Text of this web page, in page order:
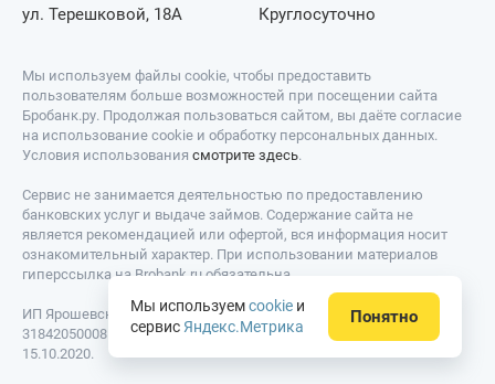
ул. Терешковой, 18А Круглосуточно
Мы используем файлы cookie, чтобы предоставить
пользователям больше возможностей при посещении сайта
Бробанк.ру. Продолжая пользоваться сайтом, вы даёте согласие
на использование cookie и обработку персональных данных.
Условия использования смотрите здесь.
Сервис не занимается деятельностью по предоставлению
банковских услуг и выдаче займов. Содержание сайта не
является рекомендацией или офертой, вся информация носит
ознакомительный характер. При использовании материалов
гиперссылка на Brobank.ru обязательна.
ИП Ярошевский Д.И. ИНН: 423082922740. ОГРНИП:
318420500081301. Свидетельство на товарный знак № 779639 от
15.10.2020.
Мы используемcookie и
сервис Яндекс.Метрика Понятно